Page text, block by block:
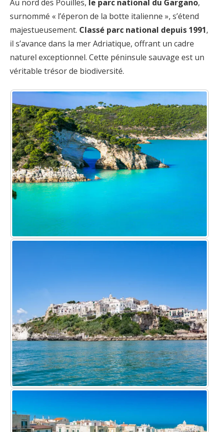
Au nord des Pouilles, le parc national du Gargano,
surnommé « l’éperon de la botte italienne », s’étend
majestueusement. Classé parc national depuis 1991,
il s’avance dans la mer Adriatique, offrant un cadre
naturel exceptionnel. Cette péninsule sauvage est un
véritable trésor de biodiversité.